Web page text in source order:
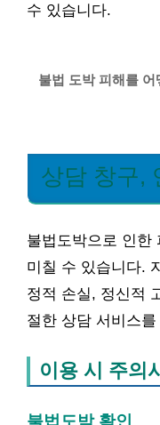
수 있습니다.
불법 도박 피해를
상담 창구,
불법도박으로 인한
미칠 수 있습니다.
정적 손실, 정신적
절한 상담 서비스
이용 시 주의
불법도박 확인